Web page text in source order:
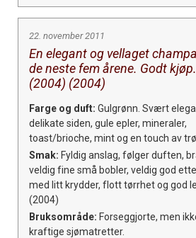
22. november 2011
En elegant og vellaget
de neste fem årene. Godt
(2004) (2004)
Farge og duft: Gulgrønn. Svært
delikate siden, gule epler, mineraler,
toast/brioche, mint og en touch av
Smak: Fyldig anslag, følger duften,
veldig fine små bobler, veldig god
med litt krydder, flott tørrhet og god
(2004)
Bruksområde: Forseggjorte, men
kraftige sjømatretter.